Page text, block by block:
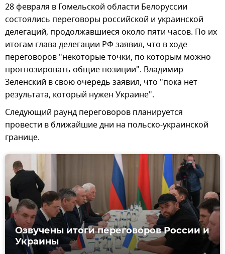
28 февраля в Гомельской области Белоруссии
состоялись переговоры российской и украинской
делегаций, продолжавшиеся около пяти часов. По их
итогам глава делегации РФ заявил, что в ходе
переговоров "некоторые точки, по которым можно
прогнозировать общие позиции". Владимир
Зеленский в свою очередь заявил, что "пока нет
результата, который нужен Украине".
Следующий раунд переговоров планируется
провести в ближайшие дни на польско-украинской
границе.
Озвучены итоги переговоров России и
Украины